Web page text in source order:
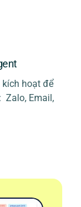
hoạt để
Zalo, Email,